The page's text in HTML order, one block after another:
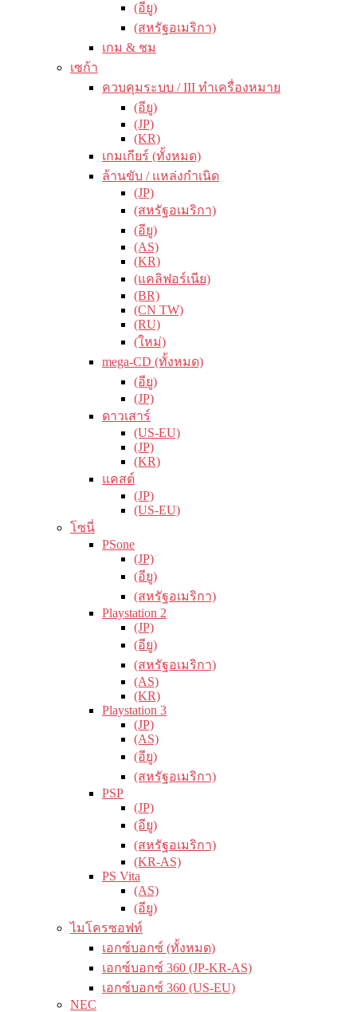
(อียู)
(สหรัฐอเมริกา)
เกม & ชม
เซก้า
ควบคุมระบบ / III ทำเครื่องหมาย
(อียู)
(JP)
(KR)
เกมเกียร์ (ทั้งหมด)
ล้านขับ / แหล่งกำเนิด
(JP)
(สหรัฐอเมริกา)
(อียู)
(AS)
(KR)
(แคลิฟอร์เนีย)
(BR)
(CN TW)
(RU)
(ใหม่)
mega-CD (ทั้งหมด)
(อียู)
(JP)
ดาวเสาร์
(US-EU)
(JP)
(KR)
แคสต์
(JP)
(US-EU)
โซนี่
PSone
(JP)
(อียู)
(สหรัฐอเมริกา)
Playstation 2
(JP)
(อียู)
(สหรัฐอเมริกา)
(AS)
(KR)
Playstation 3
(JP)
(AS)
(อียู)
(สหรัฐอเมริกา)
PSP
(JP)
(อียู)
(สหรัฐอเมริกา)
(KR-AS)
PS Vita
(AS)
(อียู)
ไมโครซอฟท์
เอกซ์บอกซ์ (ทั้งหมด)
เอกซ์บอกซ์ 360 (JP-KR-AS)
เอกซ์บอกซ์ 360 (US-EU)
NEC